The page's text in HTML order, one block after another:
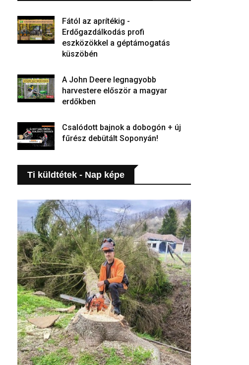
Fától az aprítékig -
Erdőgazdálkodás profi
eszközökkel a géptámogatás
küszöbén
A John Deere legnagyobb
harvestere először a magyar
erdőkben
Csalódott bajnok a dobogón + új
fűrész debütált Soponyán!
Ti küldtétek - Nap képe